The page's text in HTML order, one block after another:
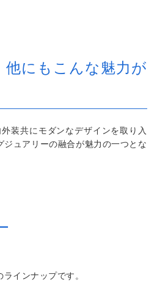
他にもこんな魅力が
装共にモダンなデザインを取り入
ジュアリーの融合が魅力の一つとな
インナップです。